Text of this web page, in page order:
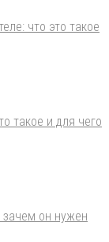
что это такое
такое и для чего
зачем он нужен